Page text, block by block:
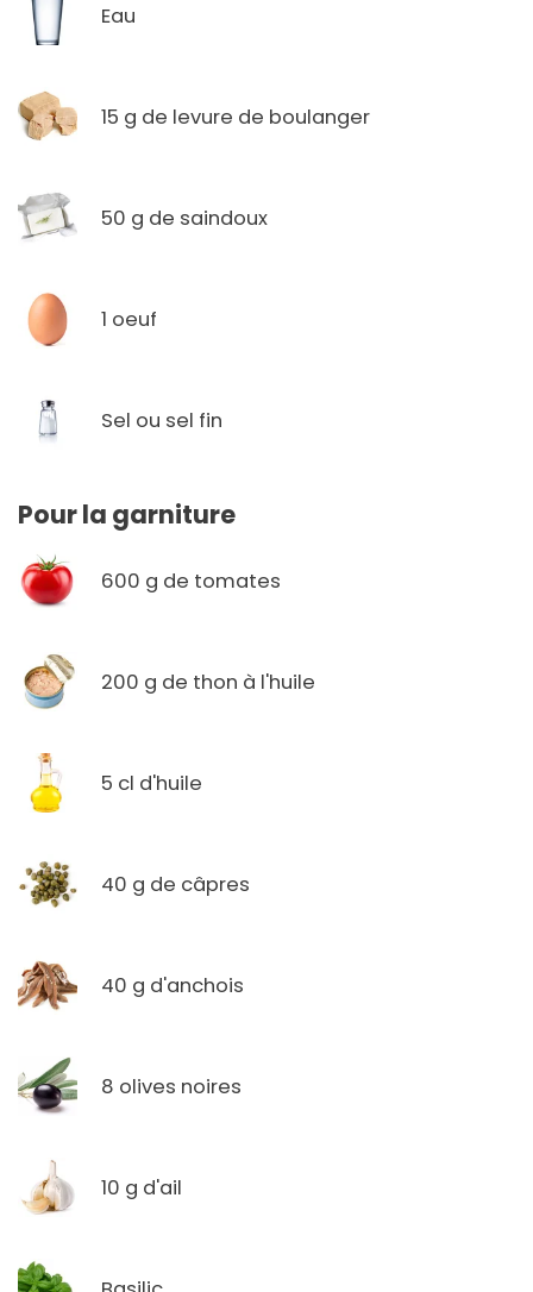
Eau
15 g de levure de boulanger
50 g de saindoux
1 oeuf
Sel ou sel fin
Pour la garniture
600 g de tomates
200 g de thon à l'huile
5 cl d'huile
40 g de câpres
40 g d'anchois
8 olives noires
10 g d'ail